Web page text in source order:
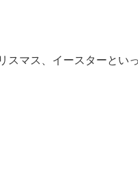
マス、イースターとい